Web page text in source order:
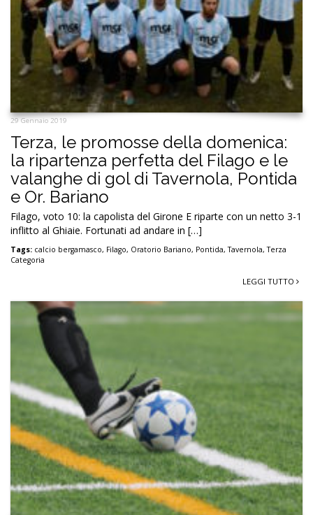
29 Gennaio 2019
Terza, le promosse della domenica:
la ripartenza perfetta del Filago e le
valanghe di gol di Tavernola, Pontida
e Or. Bariano
Filago, voto 10: la capolista del Girone E riparte con un netto 3-1
inflitto al Ghiaie. Fortunati ad andare in […]
Tags: calcio bergamasco, Filago, Oratorio Bariano, Pontida,Tavernola,Terza
Categoria
LEGGI TUTTO